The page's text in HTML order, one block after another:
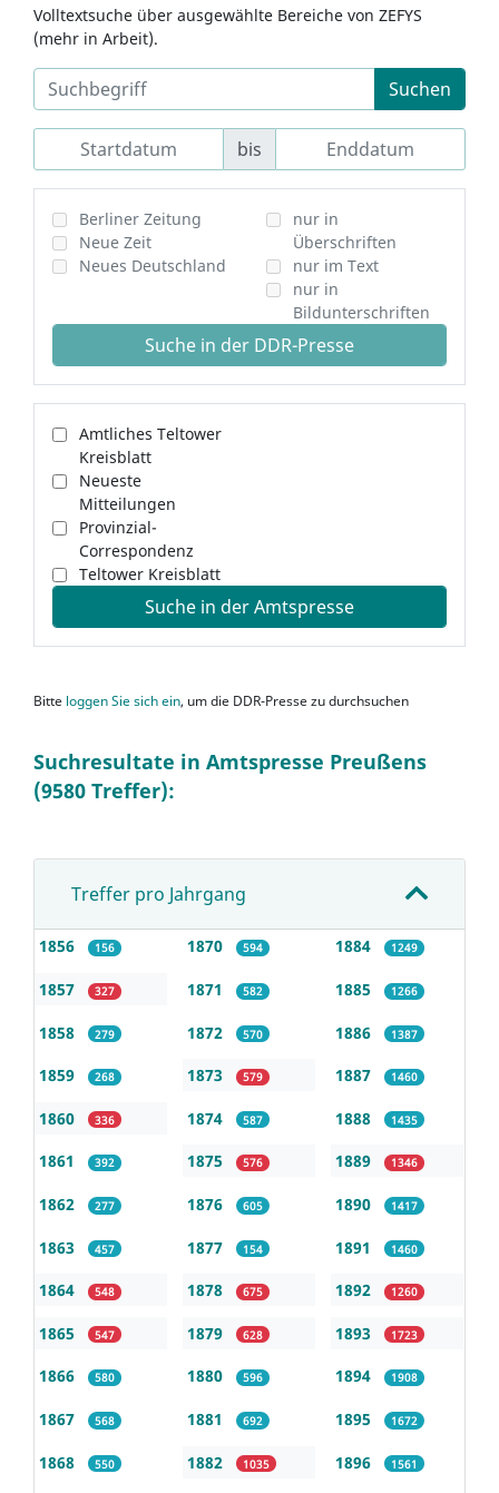
Volltextsuche über ausgewählte Bereiche von ZEFYS
(mehr in Arbeit).
Suchen
bis
Berliner Zeitung
Neue Zeit
Neues Deutschland
nur in
Überschriften
nur im Text
nur in
Bildunterschriften
Suche in der DDR-Presse
Amtliches Teltower
Kreisblatt
Neueste
Mitteilungen
Provinzial-
Correspondenz
Teltower Kreisblatt
Suche in der Amtspresse
Bitte loggen Sie sich ein, um die DDR-Presse zu durchsuchen
Suchresultate in Amtspresse Preußens
(9580 Treffer):
Treffer pro Jahrgang
1856 156
1857 327
1858 279
1859 268
1860 336
1861 392
1862 277
1863 457
1864 548
1865 547
1866 580
1867 568
1868 550
1870 594
1871 582
1872 570
1873 579
1874 587
1875 576
1876 605
1877 154
1878 675
1879 628
1880 596
1881 692
1882 1035
1884 1249
1885 1266
1886 1387
1887 1460
1888 1435
1889 1346
1890 1417
1891 1460
1892 1260
1893 1723
1894 1908
1895 1672
1896 1561